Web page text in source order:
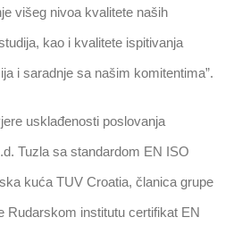
višeg nivoa kvalitete naših
kao i kvalitete ispitivanja
i saradnje sa našim komitentima”.
usklađenosti poslovanja
Tuzla sa standardom EN ISO
kuća TUV Croatia, članica grupe
Rudarskom institutu certifikat EN